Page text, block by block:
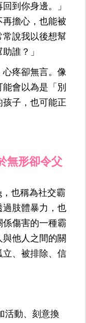
到你身邊。」
擔心，也能被
常說我以後想幫
誰？」
疼卻無言。像
會以為是「別
孩子，也可能正
無形卻令父
，也稱為社交霸
肢體暴力，也
傷害的一種霸
他人之間的關
、被排除、信
活動、刻意換